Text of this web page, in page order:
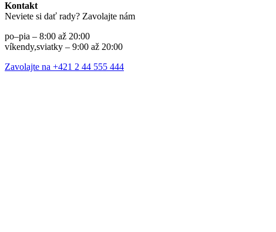
Kontakt
Neviete si dať rady? Zavolajte nám
po–pia – 8:00 až 20:00
víkendy,sviatky – 9:00 až 20:00
Zavolajte na +421 2 44 555 444